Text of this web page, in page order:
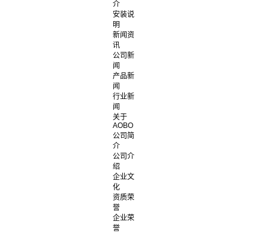
介
安装说
明
新闻资
讯
公司新
闻
产品新
闻
行业新
闻
关于
AOBO
公司简
介
公司介
绍
企业文
化
资质荣
誉
企业荣
誉